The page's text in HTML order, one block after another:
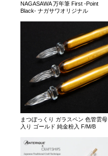
NAGASAWA 万年筆 First -Point
Black- ナガサワオリジナル
まつぼっくり ガラスペン 色管雲母
入り ゴールド 純金粉入 F/M/B